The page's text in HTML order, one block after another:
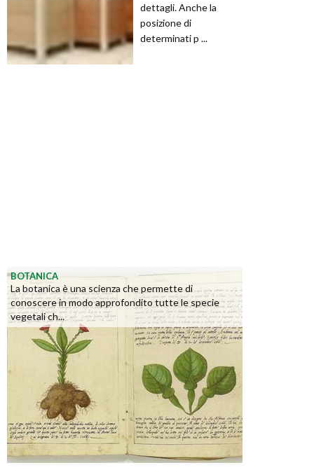
dettagli. Anche la
posizione di
determinati p ...
BOTANICA
La botanica è una scienza che permette di
conoscere in modo approfondito tutte le specie
vegetali ch...